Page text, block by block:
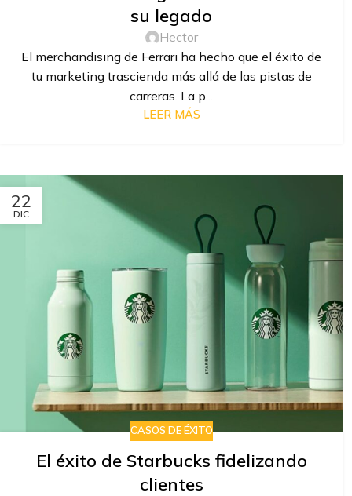
su legado
Hector
El merchandising de Ferrari ha hecho que el éxito de
tu marketing trascienda más allá de las pistas de
carreras. La p...
LEER MÁS
22
DIC
CASOS DE ÉXITO
El éxito de Starbucks fidelizando
clientes